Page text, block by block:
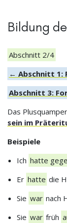
Bildung
Abschnitt 2/4
← Abschnitt 1:
Abschnitt 3:
Das
sein im
Beispiele
Ich hatte
Er hatte die
Sie war nach
Sie war früh